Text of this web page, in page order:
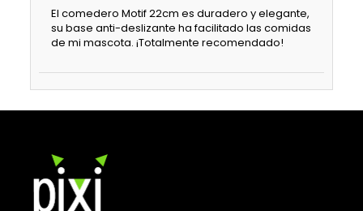
El comedero Motif 22cm es duradero y elegante,
su base anti-deslizante ha facilitado las comidas
de mi mascota. ¡Totalmente recomendado!